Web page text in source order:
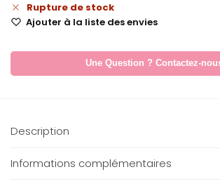
Rupture de stock
Ajouter à la liste des envies
Une Question ? Contactez-
Description
Informations complémentaires